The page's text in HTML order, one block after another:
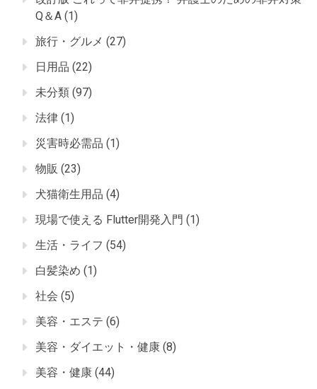
Q＆A (1)
旅行・グルメ (27)
日用品 (22)
未分類 (97)
法律 (1)
災害時必需品 (1)
物販 (23)
犬猫衛生用品 (4)
現場で使える Flutter開発入門 (1)
生活・ライフ (54)
白髪染め (1)
社会 (5)
美容・エステ (6)
美容・ダイエット・健康 (8)
美容・健康 (44)